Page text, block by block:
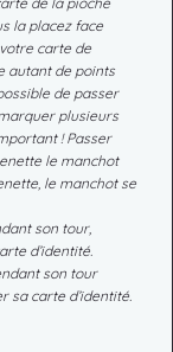
la placez face
carte de
autant de points
de passer
plusieurs
! Passer
le manchot
le manchot se
son tour,
d’identité.
son tour
sa carte d’identité.